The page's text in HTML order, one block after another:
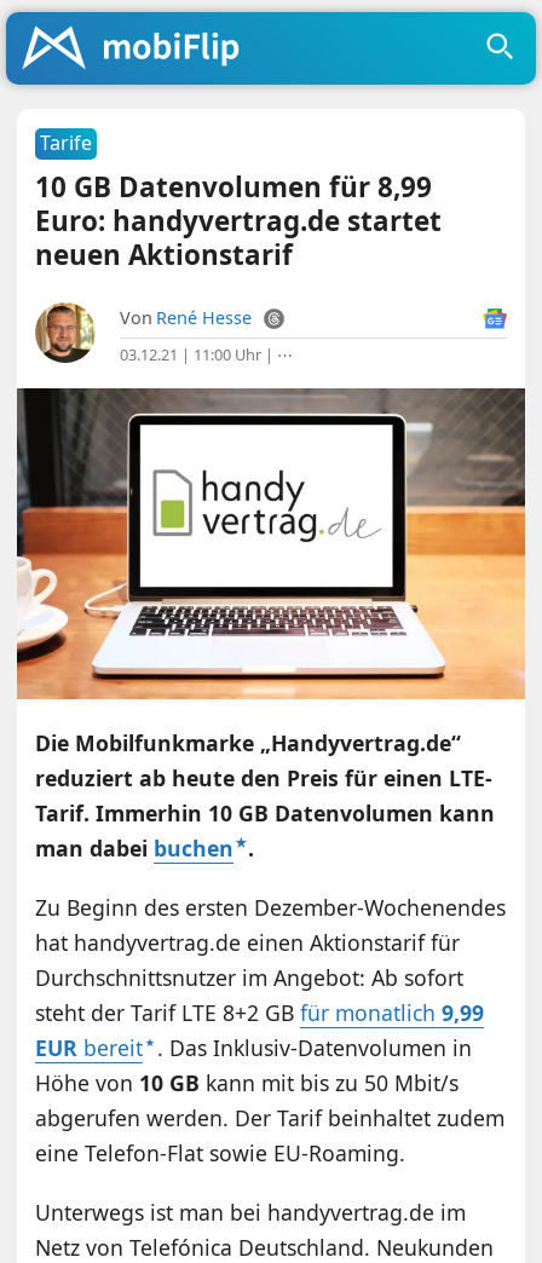
Tarife
10 GB Datenvolumen für 8,99
Euro: handyvertrag.de startet
neuen Aktionstarif
Von René Hesse
03.12.21 | 11:00 Uhr | ⋯
Die Mobilfunkmarke „Handyvertrag.de“
reduziert ab heute den Preis für einen LTE-
Tarif. Immerhin 10 GB Datenvolumen kann
man dabei buchen .
Zu Beginn des ersten Dezember-Wochenendes
hat handyvertrag.de einen Aktionstarif für
Durchschnittsnutzer im Angebot: Ab sofort
steht der Tarif LTE 8+2 GBfür monatlich9,99
EUR bereit . Das Inklusiv-Datenvolumen in
Höhe von 10 GB kann mit bis zu 50 Mbit/s
abgerufen werden. Der Tarif beinhaltet zudem
eine Telefon-Flat sowie EU-Roaming.
Unterwegs ist man bei handyvertrag.de im
Netz von Telefónica Deutschland. Neukunden